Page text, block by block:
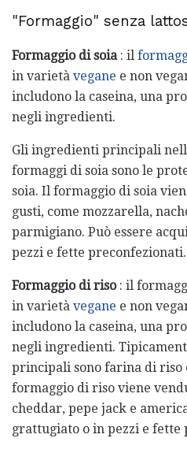
"Formaggio" senza
Formaggio di soia: il
in varietà vegane e non
includono la caseina, una
negli ingredienti.
Gli ingredienti principali
formaggi di soia sono le
soia. Il formaggio di soia
gusti, come mozzarella,
parmigiano. Può essere
pezzi e fette preconfezionati.
Formaggio di riso: il
in varietà vegane e non
includono la caseina, una
negli ingredienti.
principali sono farina di riso
formaggio di riso viene
cheddar, pepe jack e
grattugiato o in pezzi e fette